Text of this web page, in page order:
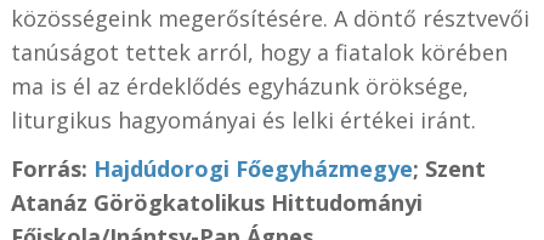
közösségeink megerősítésére. A döntő résztvevői
tanúságot tettek arról, hogy a fiatalok körében
ma is él az érdeklődés egyházunk öröksége,
liturgikus hagyományai és lelki értékei iránt.
Forrás: Hajdúdorogi Főegyházmegye; Szent
Atanáz Görögkatolikus Hittudományi